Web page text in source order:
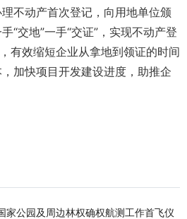
不动产首次登记，向用地单位颁
“交地”一手“交证”，实现不动产登
有效缩短企业从拿地到领证的时间
加快项目开发建设进度，助推企
家公园及周边林权确权航测工作首飞仪